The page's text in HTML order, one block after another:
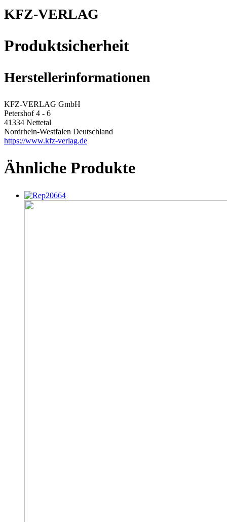
KFZ-VERLAG
Produktsicherheit
Herstellerinformationen
KFZ-VERLAG GmbH
Petershof 4 - 6
41334 Nettetal
Nordrhein-Westfalen Deutschland
https://www.kfz-verlag.de
Ähnliche Produkte